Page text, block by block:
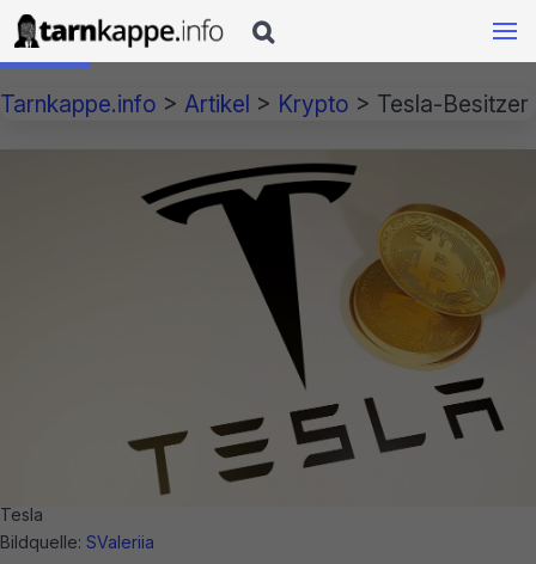

Tarnkappe.info > Artikel > Krypto > Tesla-Besitzer
Tesla
Bildquelle: SValeriia